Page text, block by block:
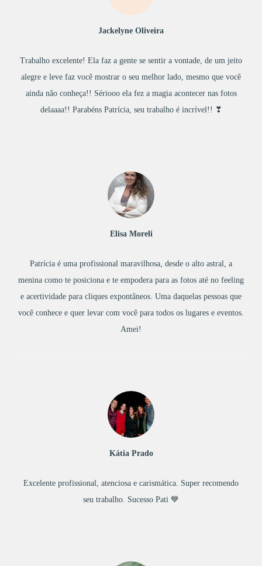
Trabalho excelente! Ela faz a gente se sentir a vontade, de um jeito
alegre e leve faz você mostrar o seu melhor lado, mesmo que você
ainda não conheça!! Sériooo ela fez a magia acontecer nas fotos
delaaaa!! Parabéns Patrícia, seu trabalho é incrível!! ❣
Jackelyne Oliveira
Patrícia é uma profissional maravilhosa, desde o alto astral, a
menina como te posiciona e te empodera para as fotos até no feeling
e acertividade para cliques expontâneos. Uma daquelas pessoas que
você conhece e quer levar com você para todos os lugares e eventos.
Amei!
Elisa Moreli
Excelente profissional, atenciosa e carismática. Super recomendo
seu trabalho. Sucesso Pati 💙
Kátia Prado